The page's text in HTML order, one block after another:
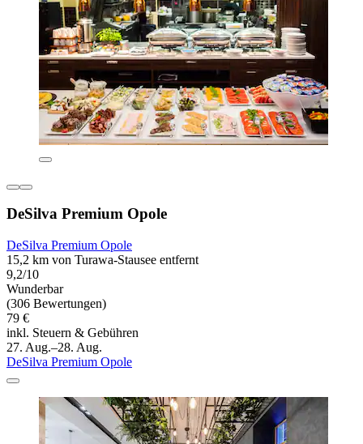
DeSilva Premium Opole
DeSilva Premium Opole
15,2 km von Turawa-Stausee entfernt
9,2/10
Wunderbar
(306 Bewertungen)
79 €
inkl. Steuern & Gebühren
27. Aug.–28. Aug.
DeSilva Premium Opole